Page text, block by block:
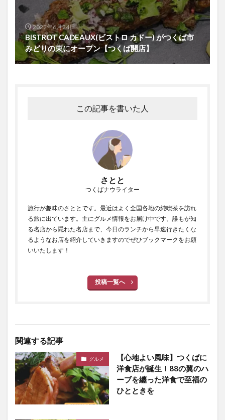
2022年6月24日
BISTROT CADEAUX(ビストロ カドー) がつくば市
みどりの東にオープン【つくば開店】
この記事を書いた人
さとと
つくばナウライター
旅行が趣味のさととです。最近はよく全国各地の純喫茶を訪れ
る旅に出ています。主にグルメ情報をお届け中です。誰もが知
る名店から隠れた名店まで、今日のランチから早速行きたくな
るようなお店を紹介していきますのでぜひブックマークをお願
いいたします！
投稿一覧へ
関連する記事
グルメ
【心地よい風味】つくばに
洋食店が誕生！88の翼のハ
ーブを纏った洋食で至福の
ひとときを